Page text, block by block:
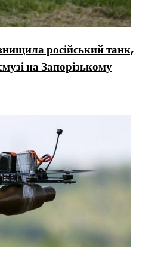
російський танк,
на Запорізькому